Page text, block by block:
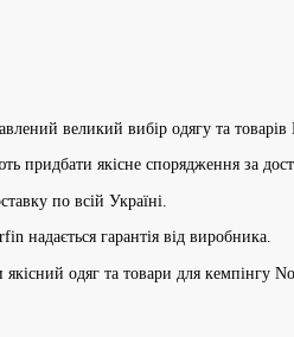
великий вибір одягу та
придбати якісне спорядження за
по всій Україні.
надається гарантія від виробника.
одяг та товари для кемпінгу